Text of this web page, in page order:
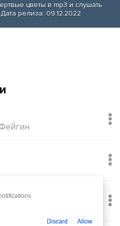
цветы в mp3 и слушать
релиза: 09.12.2022
Сері)
Discard Allow